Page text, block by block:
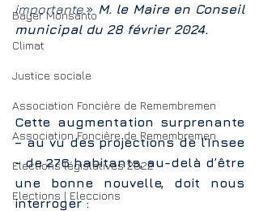
Bayer Monsanto
Climat
Justice sociale
Association Foncière de Remembremen
Association Foncière de Remembremen
Elections législatives 2022
Elections | Eleccions
importante.» M. le Maire en Conseil
municipal du 28 février 2024.
Cette augmentation surprenante
– au vu des projections de l’Insee
- de 276 habitants, au-delà d’être
une bonne nouvelle, doit nous
interroger :